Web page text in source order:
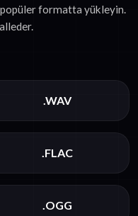
popüler formatta yükleyin.
.WAV
.FLAC
.OGG